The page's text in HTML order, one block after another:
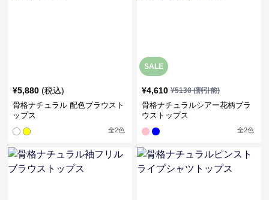
¥5,880 (税込)
骨格ナチュラル 配色ブラウスト
ップス
全2色
SALE
¥4,610 ¥5130(割引前)
骨格ナチュラルシアー花柄ブラ
ウストップス
全2色